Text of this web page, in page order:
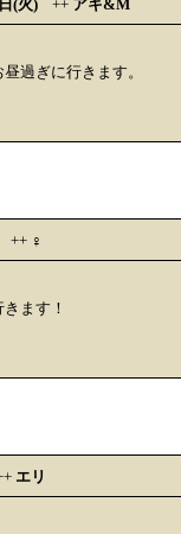
(火) ++ アキ&M
昼過ぎに行きます。
♀
きます！
エリ